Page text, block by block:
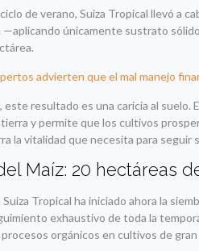
de verano, Suiza Tropical llevó a
únicamente sustrato
advierten que el mal manejo
este resultado es una caricia al
y permite que los cultivos
la vitalidad que necesita para seguir
Maíz: 20 hectáreas
Suiza Tropical ha iniciado ahora la
exhaustivo de toda la
orgánicos en cultivos de gran